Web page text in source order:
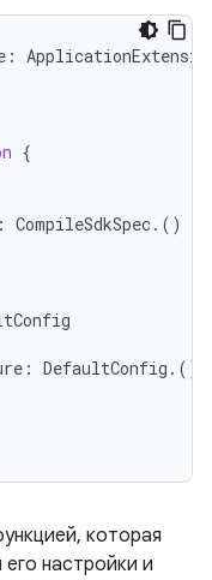
:
{
: CompileSdkSpec.()
: DefaultConfig .()
которая
настройки и